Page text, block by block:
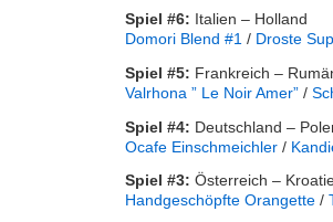
Spiel #6: Italien – Holland
Domori Blend #1 / Droste
Spiel #5: Frankreich –
Valrhona ” Le Noir Amer” /
Spiel #4: Deutschland –
Ocafe Einschmeichler /
Spiel #3: Österreich –
Handgeschöpfte Orangette /